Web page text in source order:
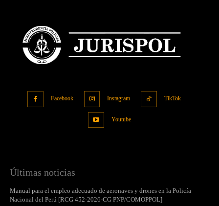
Facebook Instagram TikTok
Youtube
Últimas noticias
Manual para el empleo adecuado de aeronaves y drones en la Policía
Nacional del Perú [RCG 452-2026-CG PNP/COMOPPOL]